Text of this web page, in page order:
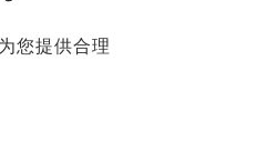
您提供合理